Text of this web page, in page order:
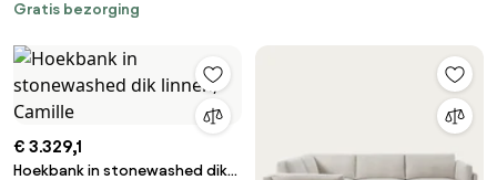
Gratis bezorging
€ 3.329,1
Hoekbank in stonewashed dik